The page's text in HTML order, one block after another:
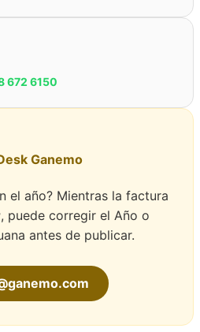
672 6150
Ganemo
el año? Mientras la factura
, puede corregir el Año o
antes de publicar.